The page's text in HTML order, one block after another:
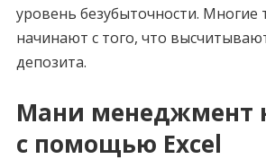
уровень безубыточности. Многие
начинают с того, что
депозита.
Мани менеджмент
с помощью Excel